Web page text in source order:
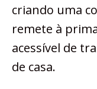
criando uma
remete à
acessível de
de casa.